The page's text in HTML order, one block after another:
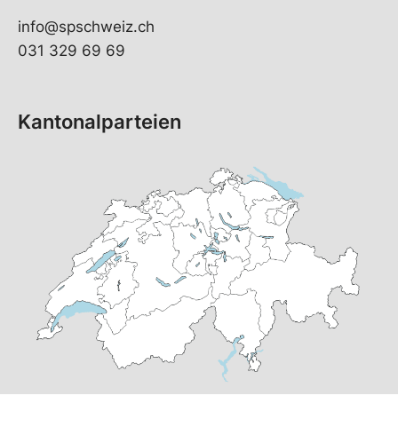
info@spschweiz.ch
031 329 69 69
Kantonalparteien